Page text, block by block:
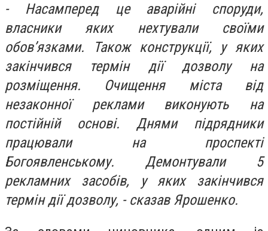
- Насамперед це аварійні споруди,
власники яких нехтували своїми
обов’язками. Також конструкції, у яких
закінчився термін дії дозволу на
розміщення. Очищення міста від
незаконної реклами виконують на
постійній основі. Днями підрядники
працювали на проспекті
Богоявленському. Демонтували 5
рекламних засобів, у яких закінчився
термін дії дозволу, - сказав Ярошенко.